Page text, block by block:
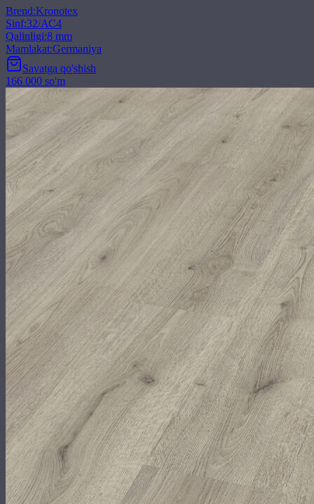
Brend:Kronotex
Sinf:32/АС4
Qalinligi:8 mm
Mamlakat:Germaniya
Savatga qo'shish
166 000 so'm